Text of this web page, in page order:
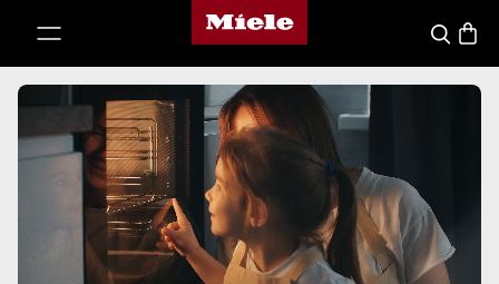
Miele mājas lapa
Meklēšana
Preču